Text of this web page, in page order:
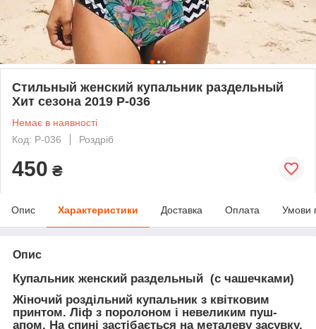
Стильный женский купальник раздельный
Хит сезона 2019 Р-036
Немає в наявності
Код: Р-036
Роздріб
450 ₴
Опис Характеристики Доставка Оплата Умови
Опис
Купальник женский раздельный (с чашечками)
Жіночий роздільний купальник з квітковим
принтом. Ліф з поролоном і невеликим пуш-
апом. На спині застібається на металеву засувку.